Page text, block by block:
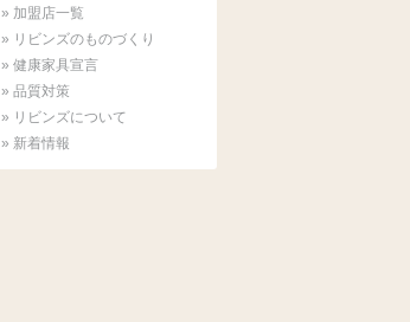
» 加盟店一覧
» リビンズのものづくり
» 健康家具宣言
» 品質対策
» リビンズについて
» 新着情報